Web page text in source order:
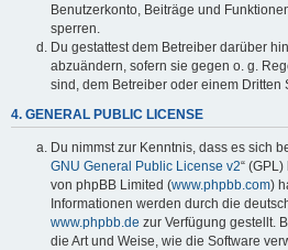
Benutzerkonto, Beiträge und
sperren.
Du gestattest dem Betreiber darüber
abzuändern, sofern sie gegen o. g.
sind, dem Betreiber oder einem Dritten
4. GENERAL PUBLIC LICENSE
Du nimmst zur Kenntnis, dass es sich
GNU General Public License v2“
von phpBB Limited (www.phpbb.com)
Informationen werden durch die
www.phpbb.de zur Verfügung gestellt.
die Art und Weise, wie die Software